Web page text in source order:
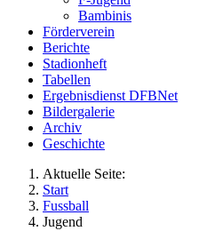
Bambinis
Förderverein
Berichte
Stadionheft
Tabellen
Ergebnisdienst DFBNet
Bildergalerie
Archiv
Geschichte
Aktuelle Seite:
Start
Fussball
Jugend